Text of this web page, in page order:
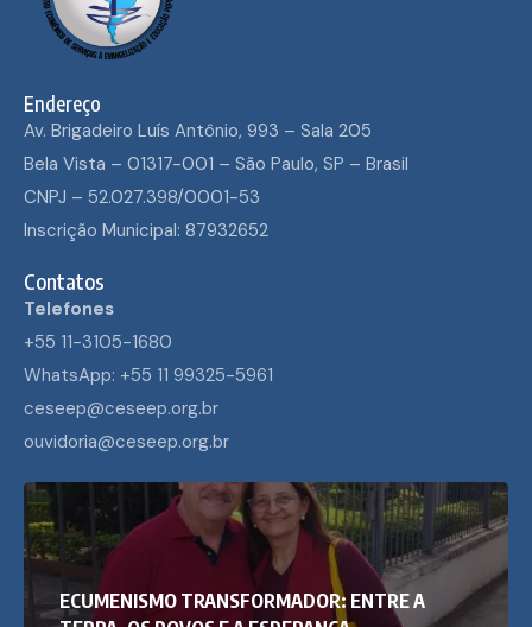
Endereço
Av. Brigadeiro Luís Antônio, 993 – Sala 205
Bela Vista – 01317-001 – São Paulo, SP – Brasil
CNPJ – 52.027.398/0001-53
Inscrição Municipal: 87932652
Contatos
Telefones
+55 11-3105-1680
WhatsApp: +55 11 99325-5961
ceseep@ceseep.org.br
ouvidoria@ceseep.org.br
ECUMENISMO TRANSFORMADOR: ENTRE A